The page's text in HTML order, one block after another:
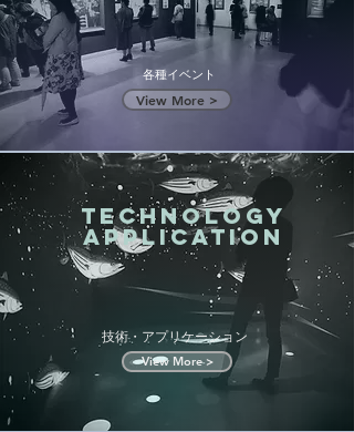
各種イベント
View More >
Technology
​Application
​技術・アプリケーション
View More >